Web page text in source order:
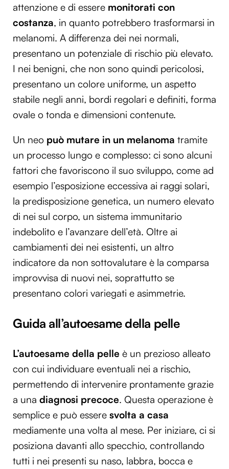
attenzione e di essere monitorati con
costanza, in quanto potrebbero trasformarsi in
melanomi. A differenza dei nei normali,
presentano un potenziale di rischio più elevato.
I nei benigni, che non sono quindi pericolosi,
presentano un colore uniforme, un aspetto
stabile negli anni, bordi regolari e definiti, forma
ovale o tonda e dimensioni contenute.
Un neo può mutare in un melanoma tramite
un processo lungo e complesso: ci sono alcuni
fattori che favoriscono il suo sviluppo, come ad
esempio l’esposizione eccessiva ai raggi solari,
la predisposizione genetica, un numero elevato
di nei sul corpo, un sistema immunitario
indebolito e l’avanzare dell’età. Oltre ai
cambiamenti dei nei esistenti, un altro
indicatore da non sottovalutare è la comparsa
improvvisa di nuovi nei, soprattutto se
presentano colori variegati e asimmetrie.
Guida all’autoesame della pelle
L’autoesame della pelle è un prezioso alleato
con cui individuare eventuali nei a rischio,
permettendo di intervenire prontamente grazie
a una diagnosi precoce. Questa operazione è
semplice e può essere svolta a casa
mediamente una volta al mese. Per iniziare, ci si
posiziona davanti allo specchio, controllando
tutti i nei presenti su naso, labbra, bocca e